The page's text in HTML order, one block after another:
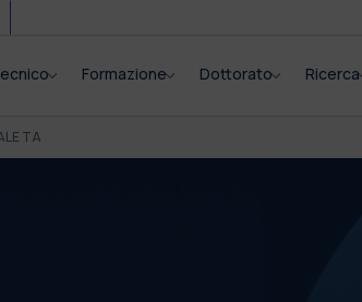
Formazione Dottorato Ricerca
TA